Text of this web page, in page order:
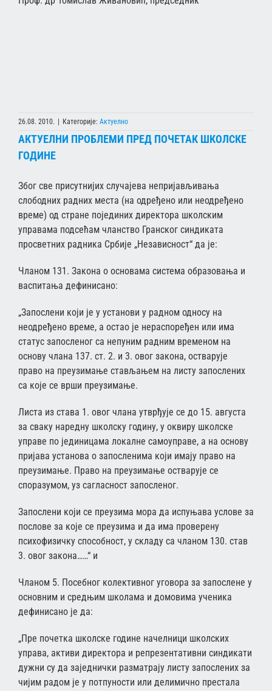
26.08. 2010. Категорије: Актуелно
АКТУЕЛНИ ПРОБЛЕМИ ПРЕД ПОЧЕТАК ШКОЛСКЕ
ГОДИНЕ
Због све присутнијих случајева непријављивања
слободних радних места (на одређено или неодређено
време) од стране појединих директора школским
управама подсећам чланство Гранског синдиката
просветних радника Србије „Независност“ да је:
Чланом 131. Закона о основама система образовања и
васпитања дефинисано:
„Запослени који је у установи у радном односу на
неодређено време, а остао је нераспоређен или има
статус запосленог са непуним радним временом на
основу члана 137. ст. 2. и 3. овог закона, остварује
право на преузимање стављањем на листу запослених
са које се врши преузимање.
Листа из става 1. овог члана утврђује се до 15. августа
за сваку наредну школску годину, у оквиру школске
управе по јединицама локалне самоуправе, а на основу
пријава установа о запосленима који имају право на
преузимање. Право на преузимање остварује се
споразумом, уз сагласност запосленог.
Запослени који се преузима мора да испуњава услове за
послове за које се преузима и да има проверену
психофизичку способност, у складу са чланом 130. став
3. овог закона……“ и
Чланом 5. Посебног колективног уговора за запослене у
основним и средњим школама и домовима ученика
дефинисано је да:
„Пре почетка школске године начелници школских
управа, активи директора и репрезентативни синдикати
дужни су да заједнички разматрају листу запослених за
чијим радом је у потпуности или делимично престала